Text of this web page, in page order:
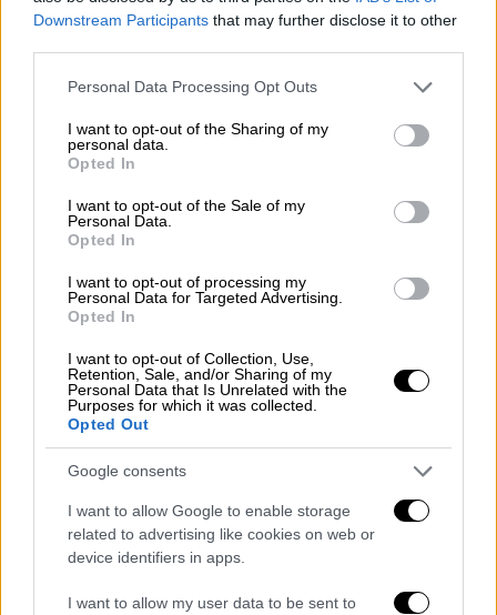
Downstream Participants that may further disclose it to other
Please note that this website/app uses one or more Google
not limited to your visit or usage behaviour. You may click to
grant or deny consent to Google and its third-party tags to
use your data for below specified purposes in below Google
consent section.
Personal Data Processing Opt Outs
I want to opt-out of the Sharing of my
personal data.
Opted In
I want to opt-out of the Sale of my
Personal Data.
Opted In
I want to opt-out of processing my
Personal Data for Targeted Advertising.
Opted In
I want to opt-out of Collection, Use,
Retention, Sale, and/or Sharing of my
Personal Data that Is Unrelated with the
Purposes for which it was collected.
Opted Out
Google consents
I want to allow Google to enable storage
related to advertising like cookies on web or
device identifiers in apps.
I want to allow my user data to be sent to
Οι πιο εντυπωσιακές ενάρξεις των
βραβείων Όσκαρ
Μοναδικά σόου που έμειναν αξέχαστα